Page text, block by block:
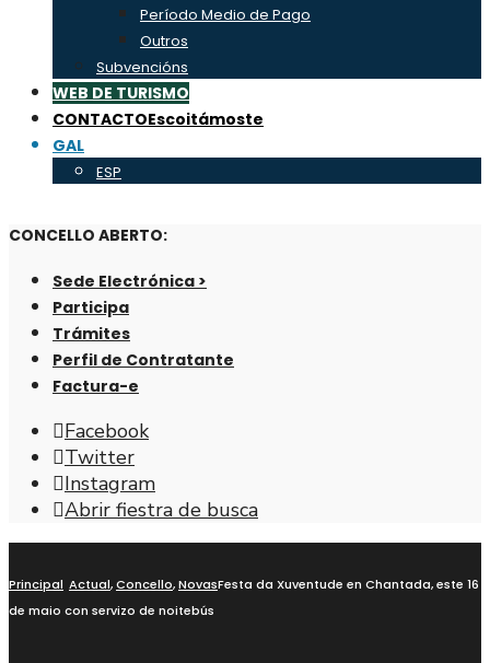
Período Medio de Pago
Outros
Subvencións
WEB DE TURISMO
CONTACTOEscoitámoste
GAL
ESP
CONCELLO ABERTO:
Sede Electrónica >
Participa
Trámites
Perfil de Contratante
Factura-e
Facebook
Twitter
Instagram
Abrir fiestra de busca
Principal Actual,Concello,NovasFesta da Xuventude en Chantada, este 16
de maio con servizo de noitebús